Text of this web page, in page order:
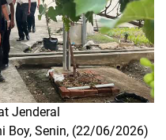
Jenderal
Boy, Senin, (22/06/2026)